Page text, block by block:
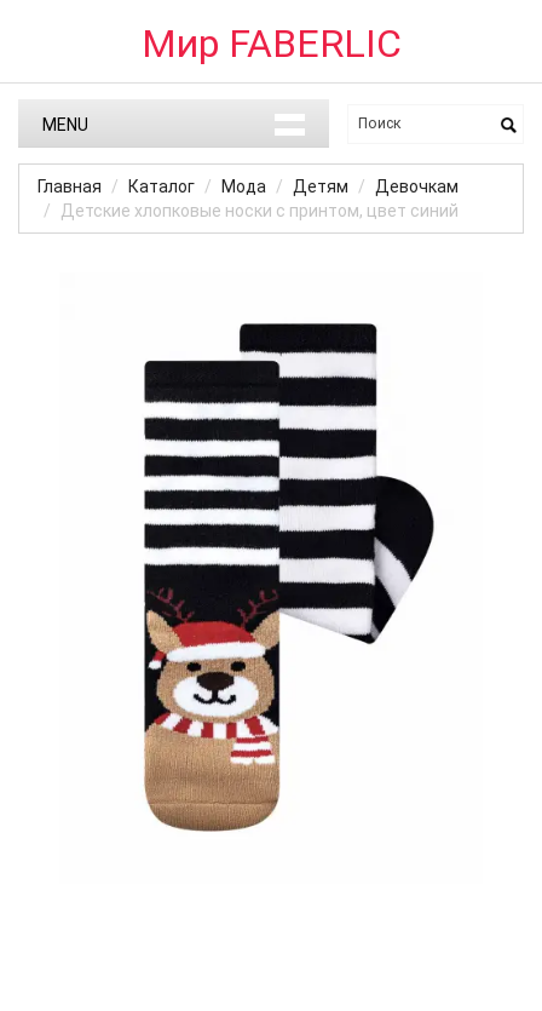
Мир FABERLIC
MENU
Главная Каталог Мода Детям
Девочкам
Детские хлопковые носки с принтом, цвет синий